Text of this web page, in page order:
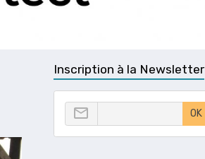
Inscription à la Newsletter
OK